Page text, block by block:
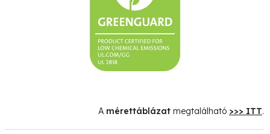
A mérettáblázat megtalálható >>> ITT.